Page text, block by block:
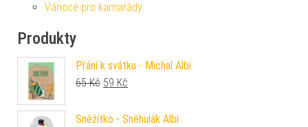
Vánoce pro kamarády
Produkty
Přání k svátku - Michal Albi
65Kč Původní cena byla: 65 Kč.
59 Kč
Sněžítko - Sněhulák Albi